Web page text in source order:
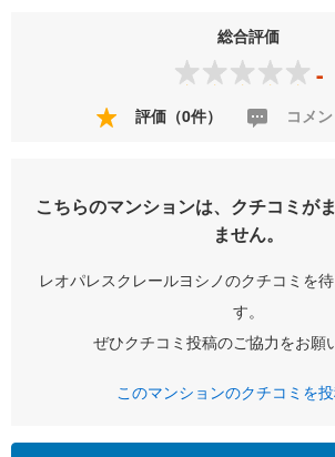
総合評価
-
評価（0件） コメ
こちらのマンションは、クチコミが
ません。
レオパレスクレールヨシノのクチコミを
す。
ぜひクチコミ投稿のご協力をお願
このマンションのクチコミを